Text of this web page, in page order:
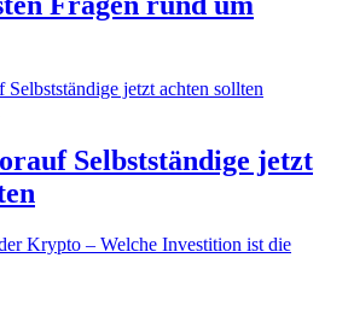
Selbstständige jetzt